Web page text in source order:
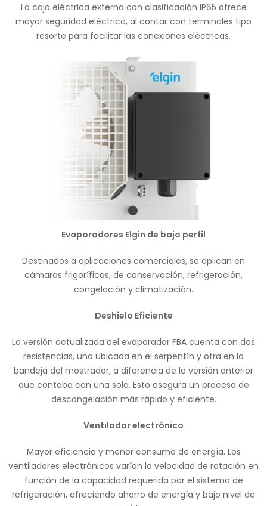
La caja eléctrica externa con clasificación IP65 ofrece
mayor seguridad eléctrica, al contar con terminales tipo
resorte para facilitar las conexiones eléctricas.
Evaporadores Elgin de bajo perfil
Destinados a aplicaciones comerciales, se aplican en
cámaras frigoríficas, de conservación, refrigeración,
congelación y climatización.
Deshielo Eficiente
La versión actualizada del evaporador FBA cuenta con dos
resistencias, una ubicada en el serpentín y otra en la
bandeja del mostrador, a diferencia de la versión anterior
que contaba con una sola. Esto asegura un proceso de
descongelación más rápido y eficiente.
Ventilador electrónico
Mayor eficiencia y menor consumo de energía. Los
ventiladores electrónicos varían la velocidad de rotación en
función de la capacidad requerida por el sistema de
refrigeración, ofreciendo ahorro de energía y bajo nivel de